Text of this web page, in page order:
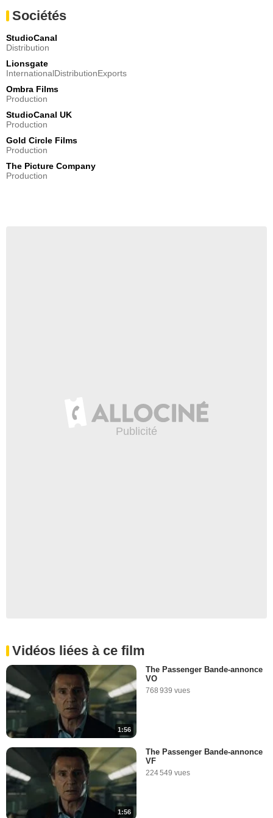
Sociétés
StudioCanal
Distribution
Lionsgate
InternationalDistributionExports
Ombra Films
Production
StudioCanal UK
Production
Gold Circle Films
Production
The Picture Company
Production
Vidéos liées à ce film
1:56
The Passenger Bande-annonce
VO
768 939 vues
1:56
The Passenger Bande-annonce
VF
224 549 vues